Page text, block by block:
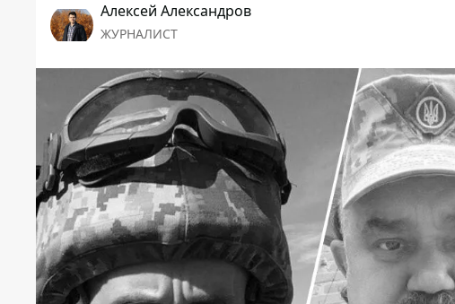
Алексей Александров
ЖУРНАЛИСТ